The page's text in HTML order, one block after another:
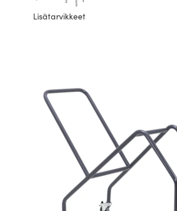
Lisätarvikkeet